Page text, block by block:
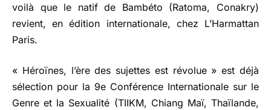
voilà que le natif de Bambéto (Ratoma, Conakry)
revient, en édition internationale, chez L’Harmattan
Paris.
« Héroïnes, l’ère des sujettes est révolue » est déjà
sélection pour la 9e Conférence Internationale sur le
Genre et la Sexualité (TIIKM, Chiang Maï, Thaïlande,